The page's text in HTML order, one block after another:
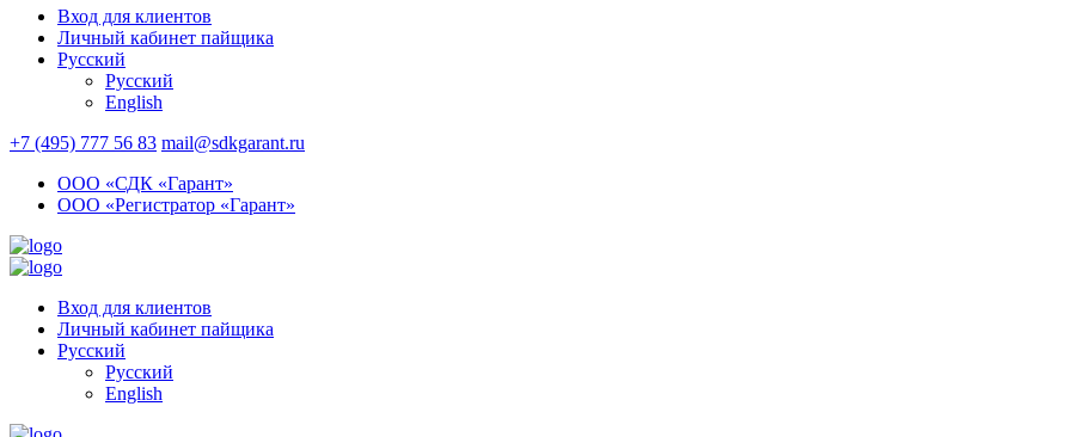
Вход для клиентов
Личный кабинет пайщика
Русский
Русский
English
+7 (495) 777 56 83 mail@sdkgarant.ru
ООО «СДК «Гарант»
ООО «Регистратор «Гарант»
Вход для клиентов
Личный кабинет пайщика
Русский
Русский
English